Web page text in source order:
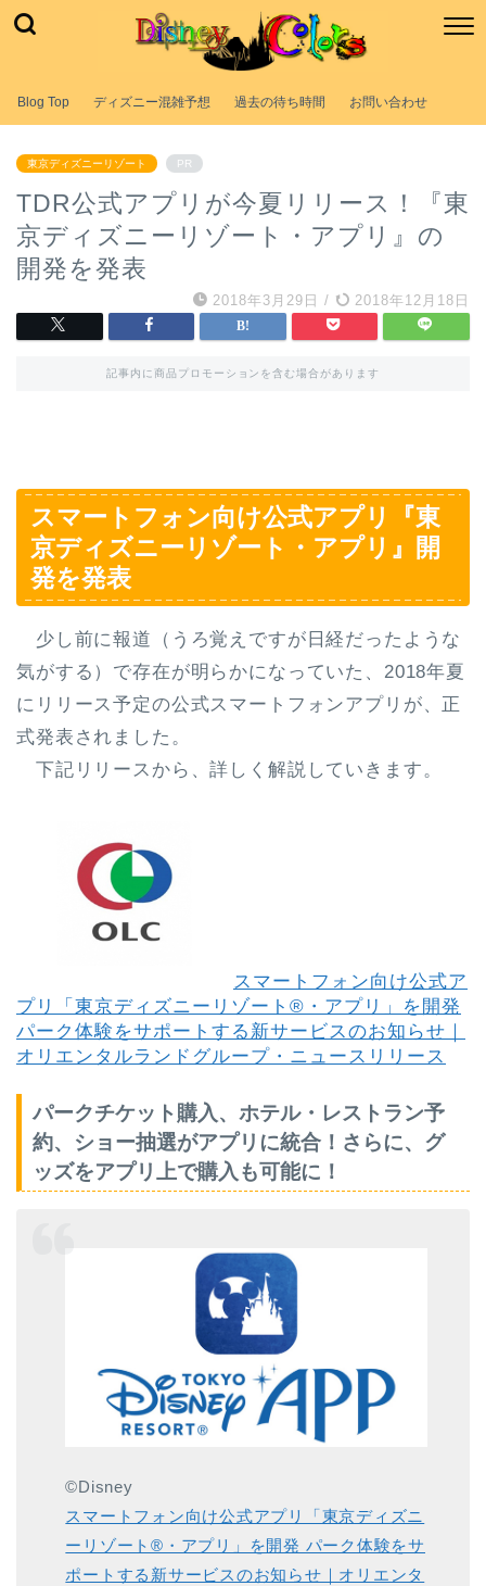
Blog Top ディズニー混雑予想 過去の待ち時間 お問い合わせ
東京ディズニーリゾート PR
TDR公式アプリが今夏リリース！『東
京ディズニーリゾート・アプリ』の
開発を発表
2018年3月29日 / 2018年12月18日
記事内に商品プロモーションを含む場合があります
スマートフォン向け公式アプリ『東
京ディズニーリゾート・アプリ』開
発を発表
少し前に報道（うろ覚えですが日経だったような
気がする）で存在が明らかになっていた、 2018年夏
にリリース予定の公式スマートフォンアプリ が、正
式発表されました。
下記リリースから、詳しく解説していきます。
スマートフォン向け公式ア
プリ「東京ディズニーリゾート®・アプリ」を開発
パーク体験をサポートする新サービスのお知らせ｜
オリエンタルランドグループ・ニュースリリース
パークチケット購入、ホテル・レストラン予
約、ショー抽選がアプリに統合！さらに、グ
ッズをアプリ上で購入も可能に！
©Disney
スマートフォン向け公式アプリ「東京ディズニ
ーリゾート®・アプリ」を開発 パーク体験をサ
ポートする新サービスのお知らせ｜オリエンタ